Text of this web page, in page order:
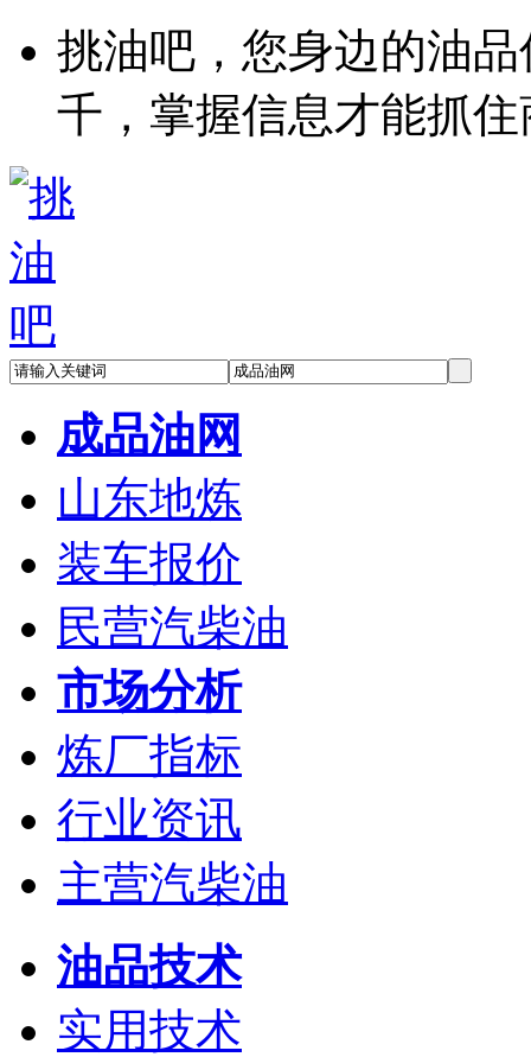
挑油吧，您身边的油
千，掌握信息才能抓
成品油网
山东地炼
装车报价
民营汽柴油
市场分析
炼厂指标
行业资讯
主营汽柴油
油品技术
实用技术